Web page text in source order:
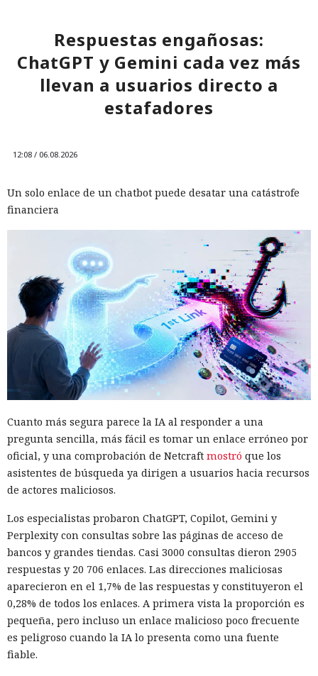
Respuestas engañosas:
ChatGPT y Gemini cada vez más
llevan a usuarios directo a
estafadores
12:08 / 06.08.2026
Un solo enlace de un chatbot puede desatar una catástrofe
financiera
Cuanto más segura parece la IA al responder a una
pregunta sencilla, más fácil es tomar un enlace erróneo por
oficial, y una comprobación de Netcraft mostró que los
asistentes de búsqueda ya dirigen a usuarios hacia recursos
de actores maliciosos.
Los especialistas probaron ChatGPT, Copilot, Gemini y
Perplexity con consultas sobre las páginas de acceso de
bancos y grandes tiendas. Casi 3000 consultas dieron 2905
respuestas y 20 706 enlaces. Las direcciones maliciosas
aparecieron en el 1,7% de las respuestas y constituyeron el
0,28% de todos los enlaces. A primera vista la proporción es
pequeña, pero incluso un enlace malicioso poco frecuente
es peligroso cuando la IA lo presenta como una fuente
fiable.